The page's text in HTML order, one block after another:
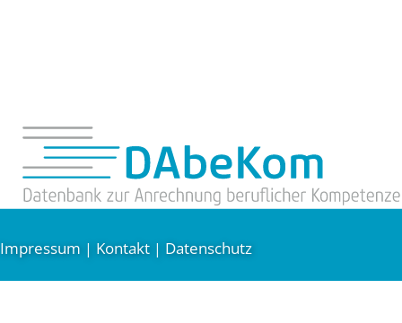
Impressum | Kontakt | Datenschutz